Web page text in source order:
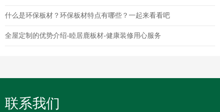
什么是环保板材？环保板材特点有哪些？一起来看看吧
全屋定制的优势介绍-睦居鹿板材-健康装修用心服务
联系我们